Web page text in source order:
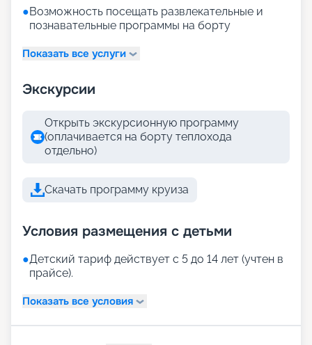
●Возможность посещать развлекательные и
познавательные программы на борту
Показать все услуги
Экскурсии
Открыть экскурсионную программу
(оплачивается на борту теплохода
отдельно)
Скачать программу круиза
Условия размещения с детьми
●Детский тариф действует с 5 до 14 лет (учтен в
прайсе).
Показать все условия